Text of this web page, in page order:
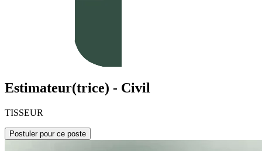
Estimateur(trice) - Civil
TISSEUR
Postuler pour ce poste